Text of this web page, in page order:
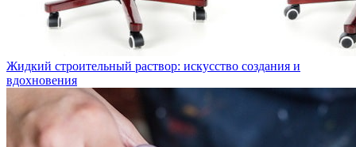
Жидкий строительный раствор: искусство создания и
вдохновения